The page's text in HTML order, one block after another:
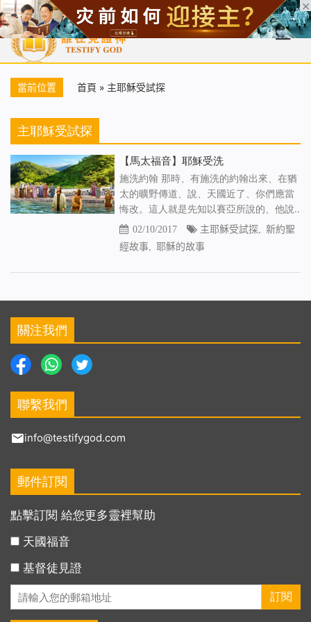
首頁 每日靈糧 天國福音 基督徒見證 信仰解答 聖經
當前位置 首頁 » 主耶穌受試探
主耶穌受試探
【馬太福音】耶穌受洗
施洗約翰 那時、有施洗的約翰出來、在猶
太的曠野傳道、說、天國近了、你們應當
悔改。這人就是先知以賽亞所說的、他說..
02/10/2017 主耶穌受試探, 新約聖
經故事, 耶穌的故事
關注我們
聯繫我們
info@testifygod.com
郵件訂閱
點擊訂閱 給您更多靈裡幫助
天國福音
基督徒見證